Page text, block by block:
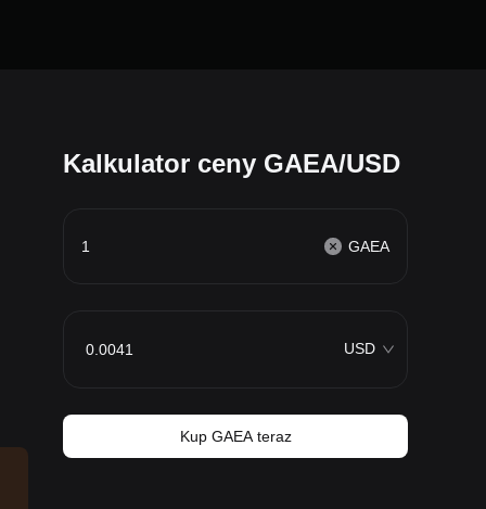
Kalkulator ceny GAEA/USD
GAEA
USD
Kup GAEA teraz